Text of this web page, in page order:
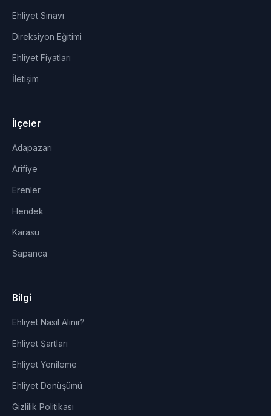
Ehliyet Sınavı
Direksiyon Eğitimi
Ehliyet Fiyatları
İletişim
İlçeler
Adapazarı
Arifiye
Erenler
Hendek
Karasu
Sapanca
Bilgi
Ehliyet Nasıl Alınır?
Ehliyet Şartları
Ehliyet Yenileme
Ehliyet Dönüşümü
Gizlilik Politikası